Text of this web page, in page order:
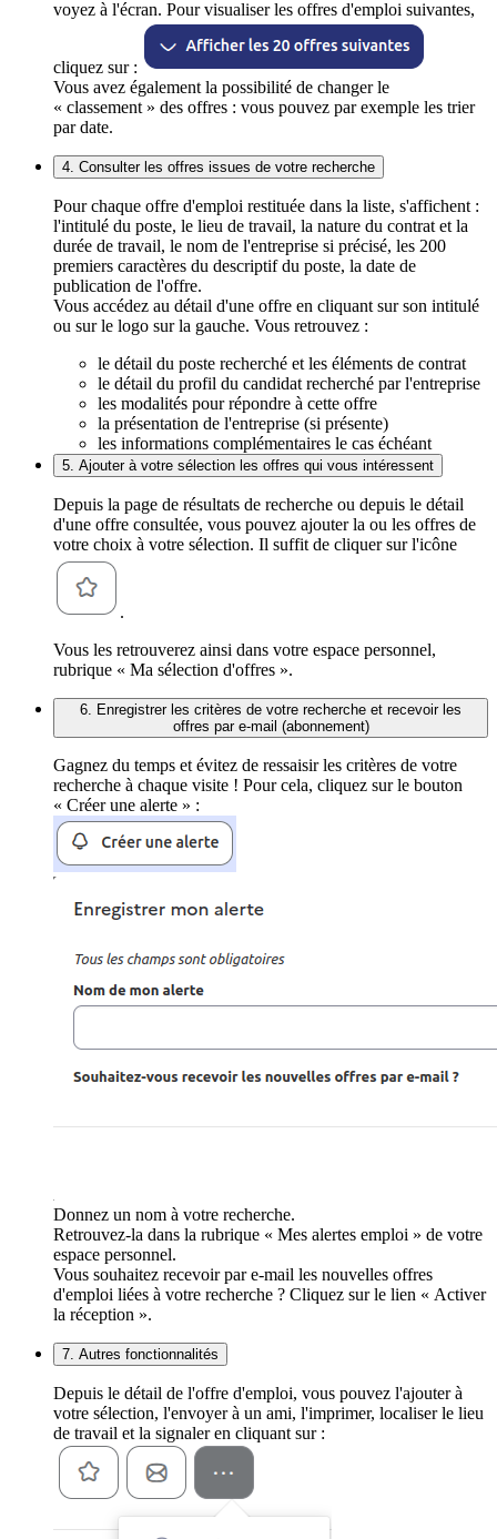
voyez à l'écran. Pour visualiser les offres d'emploi suivantes,
cliquez sur :
Vous avez également la possibilité de changer le
« classement » des offres : vous pouvez par exemple les trier
par date.
4. Consulter les offres issues de votre recherche
Pour chaque offre d'emploi restituée dans la liste, s'affichent :
l'intitulé du poste, le lieu de travail, la nature du contrat et la
durée de travail, le nom de l'entreprise si précisé, les 200
premiers caractères du descriptif du poste, la date de
publication de l'offre.
Vous accédez au détail d'une offre en cliquant sur son intitulé
ou sur le logo sur la gauche. Vous retrouvez :
le détail du poste recherché et les éléments de contrat
le détail du profil du candidat recherché par l'entreprise
les modalités pour répondre à cette offre
la présentation de l'entreprise (si présente)
les informations complémentaires le cas échéant
5. Ajouter à votre sélection les offres qui vous intéressent
Depuis la page de résultats de recherche ou depuis le détail
d'une offre consultée, vous pouvez ajouter la ou les offres de
votre choix à votre sélection. Il suffit de cliquer sur l'icône
.
Vous les retrouverez ainsi dans votre espace personnel,
rubrique « Ma sélection d'offres ».
6. Enregistrer les critères de votre recherche et recevoir les
offres par e-mail (abonnement)
Gagnez du temps et évitez de ressaisir les critères de votre
recherche à chaque visite ! Pour cela, cliquez sur le bouton
« Créer une alerte » :
Donnez un nom à votre recherche.
Retrouvez-la dans la rubrique « Mes alertes emploi » de votre
espace personnel.
Vous souhaitez recevoir par e-mail les nouvelles offres
d'emploi liées à votre recherche ? Cliquez sur le lien « Activer
la réception ».
7. Autres fonctionnalités
Depuis le détail de l'offre d'emploi, vous pouvez l'ajouter à
votre sélection, l'envoyer à un ami, l'imprimer, localiser le lieu
de travail et la signaler en cliquant sur :